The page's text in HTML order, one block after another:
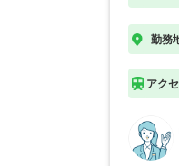
勤務
アク